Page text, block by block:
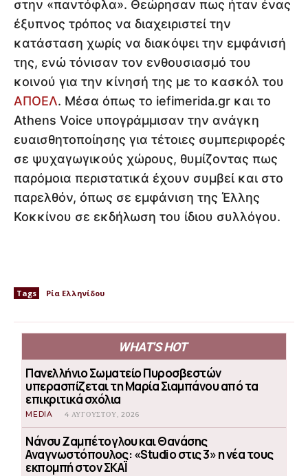
στην «παντόφλα». Θεώρησαν πως ήταν ένας
έξυπνος τρόπος να διαχειριστεί την
κατάσταση χωρίς να διακόψει την εμφάνισή
της, ενώ τόνισαν τον ενθουσιασμό του
κοινού για την κίνησή της με το κασκόλ του
ΑΠΟΕΛ. Μέσα όπως το iefimerida.gr και το
Athens Voice υπογράμμισαν την ανάγκη
ευαισθητοποίησης για τέτοιες συμπεριφορές
σε ψυχαγωγικούς χώρους, θυμίζοντας πως
παρόμοια περιστατικά έχουν συμβεί και στο
παρελθόν, όπως σε εμφάνιση της Έλλης
Κοκκίνου σε εκδήλωση του ίδιου συλλόγου.
Tags Ρία Ελληνίδου
WHAT'S HOT
Πανελλήνιο Σωματείο Πυροσβεστών
υπερασπίζεται τη Μαρία Σιαμπάνου από τα
επικριτικά σχόλια
MEDIA 4 ΑΥΓΟΎΣΤΟΥ, 2026
Νάνσυ Ζαμπέτογλου και Θανάσης
Αναγνωστόπουλος: «Studio στις 3» η νέα τους
εκπομπή στον ΣΚΑΪ